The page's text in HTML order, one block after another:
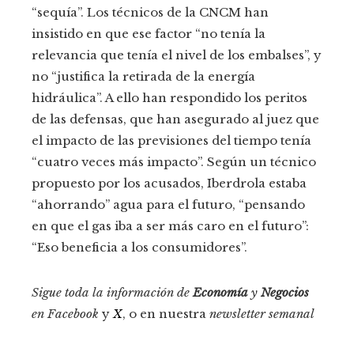
“sequía”. Los técnicos de la CNCM han
insistido en que ese factor “no tenía la
relevancia que tenía el nivel de los embalses”, y
no “justifica la retirada de la energía
hidráulica”. A ello han respondido los peritos
de las defensas, que han asegurado al juez que
el impacto de las previsiones del tiempo tenía
“cuatro veces más impacto”. Según un técnico
propuesto por los acusados, Iberdrola estaba
“ahorrando” agua para el futuro, “pensando
en que el gas iba a ser más caro en el futuro”:
“Eso beneficia a los consumidores”.
Sigue toda la información deEconomía y Negocios
enFacebook yX, o en nuestra newsletter semanal